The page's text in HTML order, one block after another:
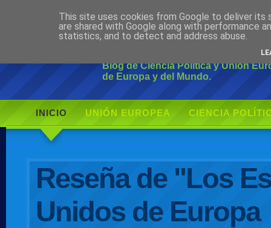
Ciudadano
Blog de Ciencia Política y Unión
de Europa y del Mundo.
INICIO UNIÓN EUROPEA CIENCIA
Reseña de "Los
Unidos de Europa
This site uses cookies from Google to deliver its
are shared with Google along with performance
statistics, and to detect and address abuse.